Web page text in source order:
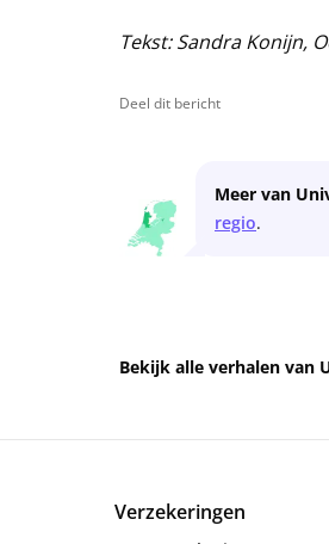
Tekst: Sandra Konijn,
Deel dit bericht
Meer van
regio.
Bekijk alle verhalen van
Verzekeringen